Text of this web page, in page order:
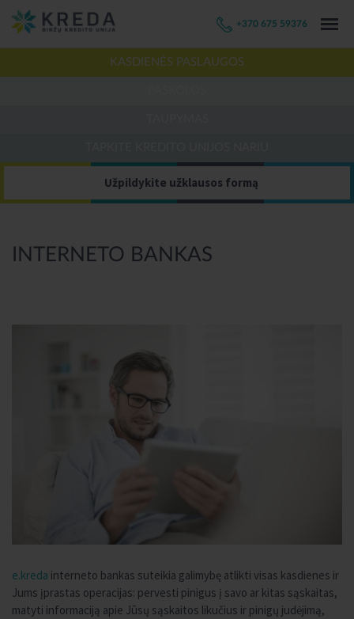
+370 675 59376
KASDIENĖS PASLAUGOS
Užpildykite užklausos formą
INTERNETO BANKAS
e.kreda interneto bankas suteikia galimybę atlikti visas kasdienes ir
Jums įprastas operacijas: pervesti pinigus į savo ar kitas sąskaitas,
matyti informaciją apie Jūsų sąskaitos likučius ir pinigų judėjimą,